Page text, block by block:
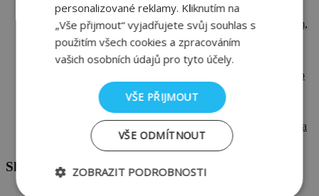
Jak vybrat střešní tašku, aby vám střecha sloužila desítky let
Chyby na stavbě #7: Nekoncepční vedení instalací. Problém,
který zůstává schovaný ve zdech
Chyby na stavbě #6: Proč je stavební dozor jednou z
nejdůležitějších pojistek kvality
Technické nedostatky domu, kterých si často všimnete až po
Zdravé bydlení začíná ve stěnách. Proč na materiálu záleží
víc, než si myslíte
Chyby na stavbě #5: Tepelné mosty mohou zvyšovat účty za
energie i zhoršit komfort bydlení
Sledujte nás také na Facebooku
personalizované reklamy. Kliknutím na
„Vše přijmout“ vyjadřujete svůj souhlas s
použitím všech cookies a zpracováním
vašich osobních údajů pro tyto účely.
VŠE PŘIJMOUT
VŠE ODMÍTNOUT
ZOBRAZIT PODROBNOSTI